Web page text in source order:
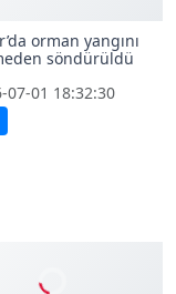
orman yangını
söndürüldü
07-01 18:32:30